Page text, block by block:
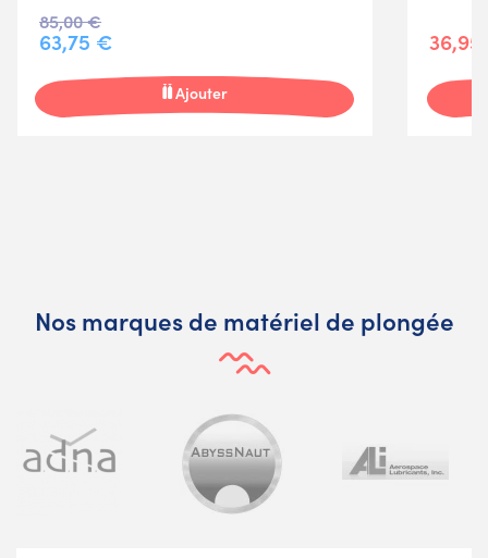
85,00 €
63,75 €
Ajouter
Nos marques de matériel de plongée